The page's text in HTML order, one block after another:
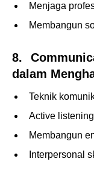
Menjaga
Membangun
8.
dalam
Teknik
Active
Membangun
Interpersonal